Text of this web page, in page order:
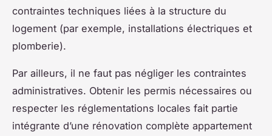
contraintes techniques liées à la structure du
logement (par exemple, installations électriques et
plomberie).
Par ailleurs, il ne faut pas négliger les contraintes
administratives. Obtenir les permis nécessaires ou
respecter les réglementations locales fait partie
intégrante d’une rénovation complète appartement